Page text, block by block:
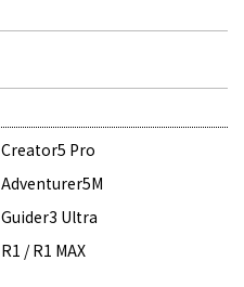
Creator5 Pro
Adventurer5M
Guider3 Ultra
R1 / R1 MAX